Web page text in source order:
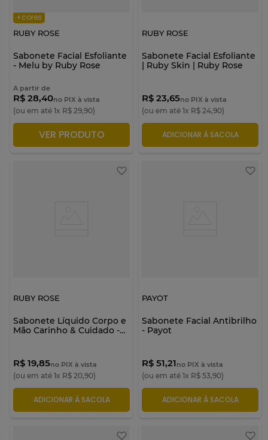
+cores
RUBY ROSE
Sabonete Facial Esfoliante
- Melu by Ruby Rose
A partir de
R$ 28,40no PIX à vista
(ou em até 1x R$ 29,90)
ADICIONAR À SACOLA
VER PRODUTO
RUBY ROSE
Sabonete Facial Esfoliante
| Ruby Skin | Ruby Rose
R$ 23,65no PIX à vista
(ou em até 1x R$ 24,90)
ADICIONAR À SACOLA
RUBY ROSE
Sabonete Líquido Corpo e
Mão Carinho & Cuidado -
R$ 19,85no PIX à vista
(ou em até 1x R$ 20,90)
ADICIONAR À SACOLA
PAYOT
Sabonete Facial Antibrilho
- Payot
R$ 51,21no PIX à vista
(ou em até 1x R$ 53,90)
ADICIONAR À SACOLA